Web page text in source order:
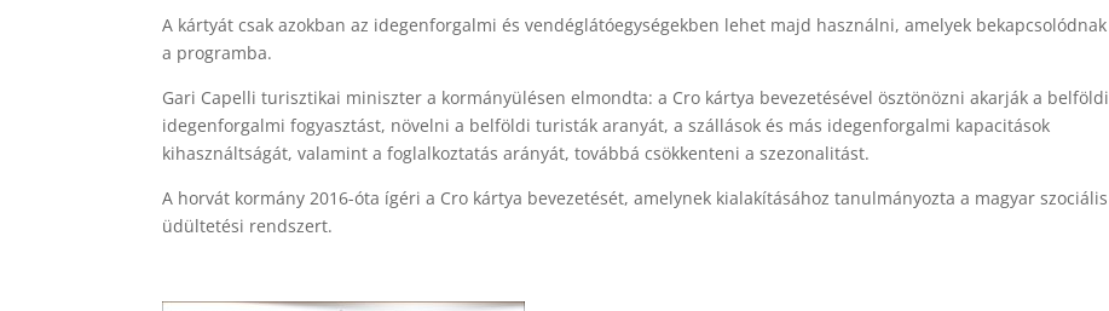
A kártyát csak azokban az idegenforgalmi és vendéglátóegységekben lehet majd használni, amelyek bekapcsolódnak
a programba.
Gari Capelli turisztikai miniszter a kormányülésen elmondta: a Cro kártya bevezetésével ösztönözni akarják a belföldi
idegenforgalmi fogyasztást, növelni a belföldi turisták aranyát, a szállások és más idegenforgalmi kapacitások
kihasználtságát, valamint a foglalkoztatás arányát, továbbá csökkenteni a szezonalitást.
A horvát kormány 2016-óta ígéri a Cro kártya bevezetését, amelynek kialakításához tanulmányozta a magyar szociális
üdültetési rendszert.